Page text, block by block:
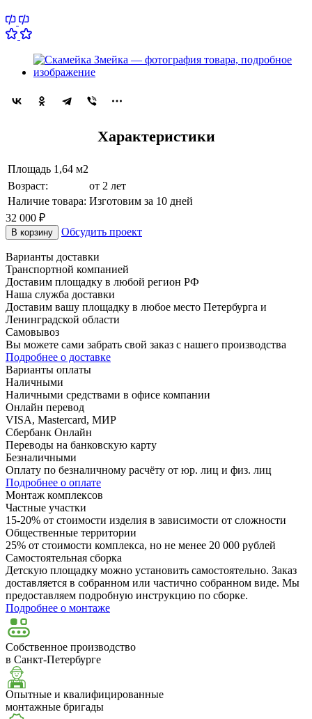
Характеристики
Площадь 1,64 м2
Возраст:
от 2 лет
Наличие товара: Изготовим за 10 дней
32 000 ₽
В корзину Обсудить проект
Варианты доставки
Транспортной компанией
Доставим площадку в любой регион РФ
Наша служба доставки
Доставим вашу площадку в любое место Петербурга и
Ленинградской области
Самовывоз
Вы можете сами забрать свой заказ с нашего производства
Подробнее о доставке
Варианты оплаты
Наличными
Наличными средствами в офисе компании
Онлайн перевод
VISA, Mastercard, МИР
Сбербанк Онлайн
Переводы на банковскую карту
Безналичными
Оплату по безналичному расчёту от юр. лиц и физ. лиц
Подробнее о оплате
Монтаж комплексов
Частные участки
15-20% от стоимости изделия в зависимости от сложности
Общественные территории
25% от стоимости комплекса, но не менее 20 000 рублей
Самостоятельная сборка
Детскую площадку можно установить самостоятельно. Заказ
доставляется в собранном или частично собранном виде. Мы
предоставляем подробную инструкцию по сборке.
Подробнее о монтаже
Собственное производство
в Санкт-Петербурге
Опытные и квалифицированные
монтажные бригады